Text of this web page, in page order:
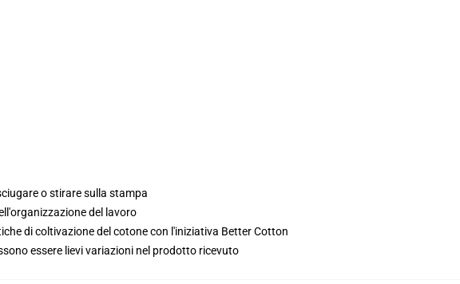
o stirare sulla stampa
del lavoro
di coltivazione del cotone con l'iniziativa Better Cotton
essere lievi variazioni nel prodotto ricevuto